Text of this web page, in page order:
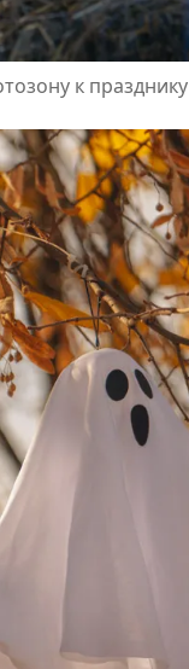
к празднику